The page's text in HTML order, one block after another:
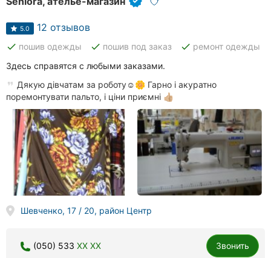
5.0 12 отзывов
done пошив одежды done пошив под заказ done ремонт одежды
Здесь справятся с любыми заказами.
Дякую дівчатам за роботу☺️🌼 Гарно і акуратно
поремонтувати пальто, і ціни приємні 👍🏼
Шевченко, 17 / 20, район Центр
(050) 533 XX XX Звонить